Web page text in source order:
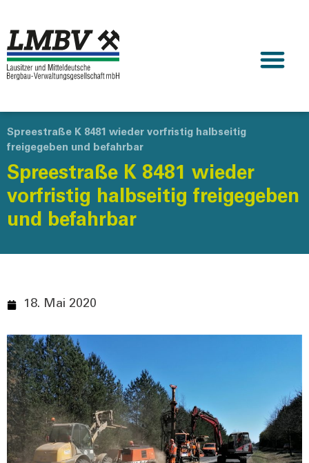
Spreestraße K 8481 wieder vorfristig halbseitig
freigegeben und befahrbar
Spreestraße K 8481 wieder
vorfristig halbseitig freigegeben
und befahrbar
18. Mai 2020